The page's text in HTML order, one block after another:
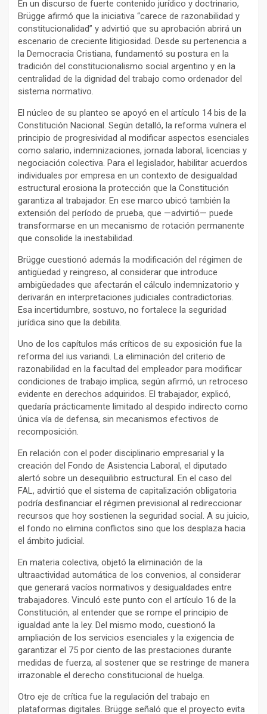
En un discurso de fuerte contenido jurídico y doctrinario,
Brügge afirmó que la iniciativa “carece de razonabilidad y
constitucionalidad” y advirtió que su aprobación abrirá un
escenario de creciente litigiosidad. Desde su pertenencia a
la Democracia Cristiana, fundamentó su postura en la
tradición del constitucionalismo social argentino y en la
centralidad de la dignidad del trabajo como ordenador del
sistema normativo.
El núcleo de su planteo se apoyó en el artículo 14 bis de la
Constitución Nacional. Según detalló, la reforma vulnera el
principio de progresividad al modificar aspectos esenciales
como salario, indemnizaciones, jornada laboral, licencias y
negociación colectiva. Para el legislador, habilitar acuerdos
individuales por empresa en un contexto de desigualdad
estructural erosiona la protección que la Constitución
garantiza al trabajador. En ese marco ubicó también la
extensión del período de prueba, que —advirtió— puede
transformarse en un mecanismo de rotación permanente
que consolide la inestabilidad.
Brügge cuestionó además la modificación del régimen de
antigüedad y reingreso, al considerar que introduce
ambigüedades que afectarán el cálculo indemnizatorio y
derivarán en interpretaciones judiciales contradictorias.
Esa incertidumbre, sostuvo, no fortalece la seguridad
jurídica sino que la debilita.
Uno de los capítulos más críticos de su exposición fue la
reforma del ius variandi. La eliminación del criterio de
razonabilidad en la facultad del empleador para modificar
condiciones de trabajo implica, según afirmó, un retroceso
evidente en derechos adquiridos. El trabajador, explicó,
quedaría prácticamente limitado al despido indirecto como
única vía de defensa, sin mecanismos efectivos de
recomposición.
En relación con el poder disciplinario empresarial y la
creación del Fondo de Asistencia Laboral, el diputado
alertó sobre un desequilibrio estructural. En el caso del
FAL, advirtió que el sistema de capitalización obligatoria
podría desfinanciar el régimen previsional al redireccionar
recursos que hoy sostienen la seguridad social. A su juicio,
el fondo no elimina conflictos sino que los desplaza hacia
el ámbito judicial.
En materia colectiva, objetó la eliminación de la
ultraactividad automática de los convenios, al considerar
que generará vacíos normativos y desigualdades entre
trabajadores. Vinculó este punto con el artículo 16 de la
Constitución, al entender que se rompe el principio de
igualdad ante la ley. Del mismo modo, cuestionó la
ampliación de los servicios esenciales y la exigencia de
garantizar el 75 por ciento de las prestaciones durante
medidas de fuerza, al sostener que se restringe de manera
irrazonable el derecho constitucional de huelga.
Otro eje de crítica fue la regulación del trabajo en
plataformas digitales. Brügge señaló que el proyecto evita